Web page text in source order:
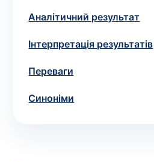
Аналітичний результат
Інтерпретація результатів
Переваги
Синоніми